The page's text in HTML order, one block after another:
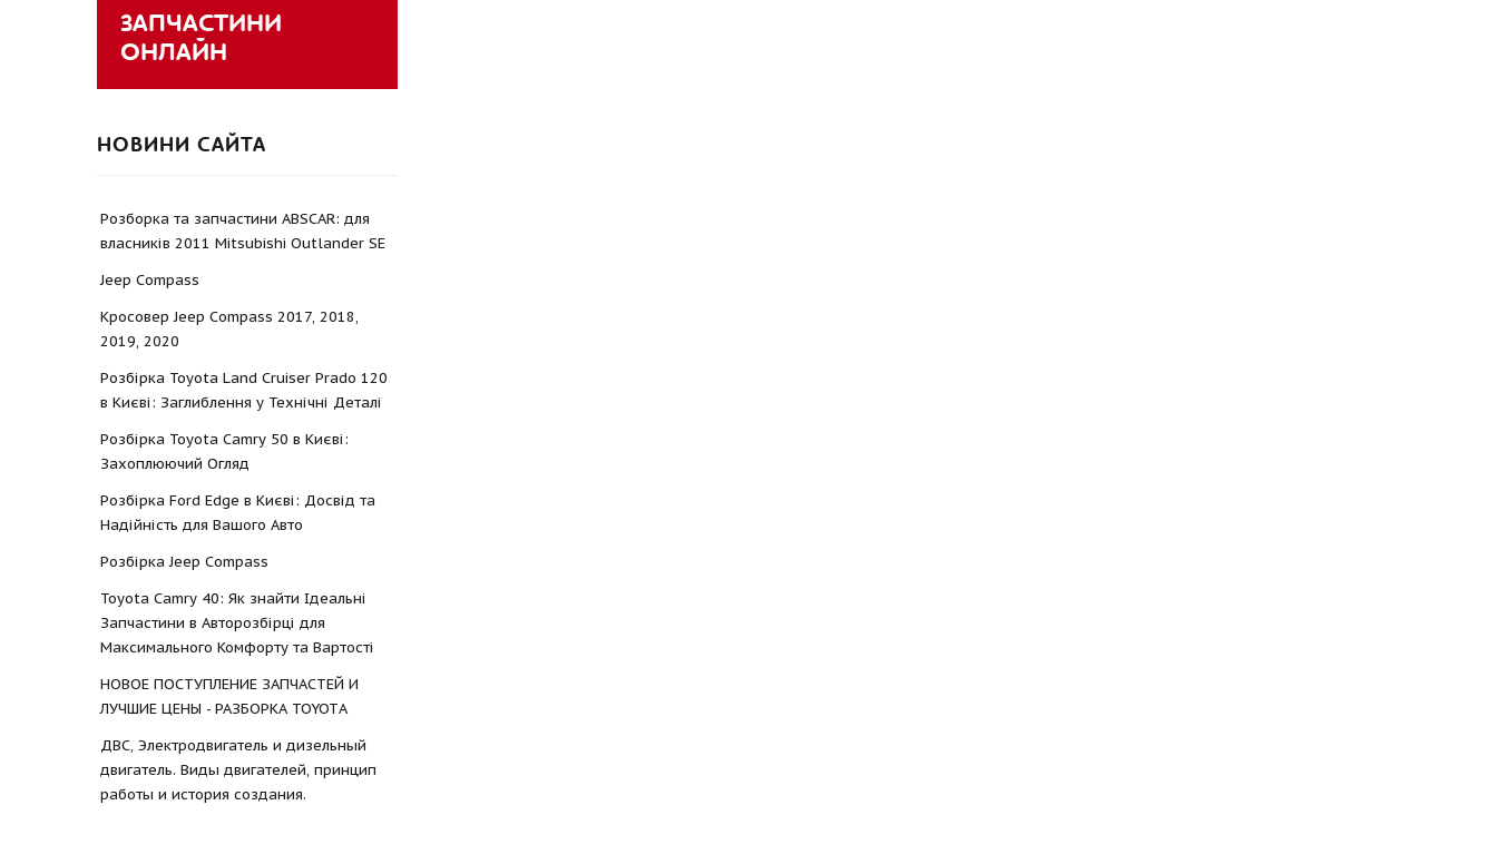
ЗАПЧАСТИНИ
ОНЛАЙН
НОВИНИ САЙТА
Розборка та запчастини ABSCAR: для
власників 2011 Mitsubishi Outlander SE
Jeep Compass
Кросовер Jeep Compass 2017, 2018,
2019, 2020
Розбірка Toyota Land Cruiser Prado 120
в Києві: Заглиблення у Технічні Деталі
Розбірка Toyota Camry 50 в Києві:
Захоплюючий Огляд
Розбірка Ford Edge в Києві: Досвід та
Надійність для Вашого Авто
Розбірка Jeep Compass
Toyota Camry 40: Як знайти Ідеальні
Запчастини в Авторозбірці для
Максимального Комфорту та Вартості
НОВОЕ ПОСТУПЛЕНИЕ ЗАПЧАСТЕЙ И
ЛУЧШИЕ ЦЕНЫ - РАЗБОРКА TOYOTА
ДВС, Электродвигатель и дизельный
двигатель. Виды двигателей, принцип
работы и история создания.